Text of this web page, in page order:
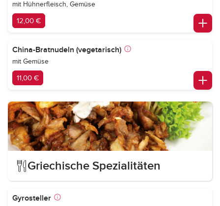
mit Hühnerfleisch, Gemüse
12,00 €
China-Bratnudeln (vegetarisch)
mit Gemüse
11,00 €
Griechische Spezialitäten
Gyrosteller